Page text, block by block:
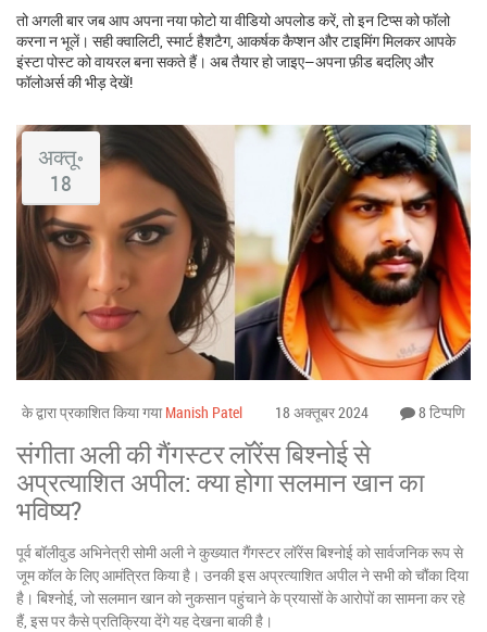
तो अगली बार जब आप अपना नया फोटो या वीडियो अपलोड करें, तो इन टिप्स को फॉलो
करना न भूलें। सही क्वालिटी, स्मार्ट हैशटैग, आकर्षक कैप्शन और टाइमिंग मिलकर आपके
इंस्टा पोस्ट को वायरल बना सकते हैं। अब तैयार हो जाइए—अपना फ़ीड बदलिए और
फॉलोअर्स की भीड़ देखें!
अक्तू॰
18
के द्वारा प्रकाशित किया गया Manish Patel 18 अक्तूबर 2024 8 टिप्पणि
संगीता अली की गैंगस्टर लॉरेंस बिश्नोई से
अप्रत्याशित अपील: क्या होगा सलमान खान का
भविष्य?
पूर्व बॉलीवुड अभिनेत्री सोमी अली ने कुख्यात गैंगस्टर लॉरेंस बिश्नोई को सार्वजनिक रूप से
जूम कॉल के लिए आमंत्रित किया है। उनकी इस अप्रत्याशित अपील ने सभी को चौंका दिया
है। बिश्नोई, जो सलमान खान को नुकसान पहुंचाने के प्रयासों के आरोपों का सामना कर रहे
हैं, इस पर कैसे प्रतिक्रिया देंगे यह देखना बाकी है।